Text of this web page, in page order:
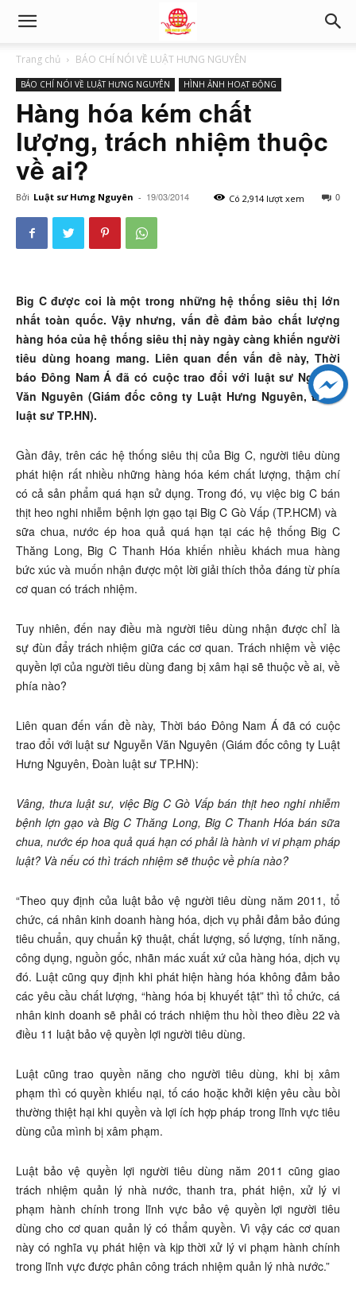
Trang chủ BÁO CHÍ NÓI VỀ LUẬT HƯNG NGUYÊN
BÁO CHÍ NÓI VỀ LUẬT HƯNG NGUYÊN HÌNH ẢNH HOẠT ĐỘNG
Hàng hóa kém chất
lượng, trách nhiệm thuộc
về ai?
Bởi Luật sư Hưng Nguyên - 19/03/2014 0
Có 2,914 lượt xem
Big C được coi là một trong những hệ thống siêu thị lớn
nhất toàn quốc. Vậy nhưng, vấn đề đảm bảo chất lượng
hàng hóa của hệ thống siêu thị này ngày càng khiến người
tiêu dùng hoang mang. Liên quan đến vấn đề này, Thời
báo Đông Nam Á đã có cuộc trao đổi với luật sư Nguyễn
Văn Nguyên (Giám đốc công ty Luật Hưng Nguyên, Đoàn
luật sư TP.HN).
Gần đây, trên các hệ thống siêu thị của Big C, người tiêu dùng
phát hiện rất nhiều những hàng hóa kém chất lượng, thậm chí
có cả sản phẩm quá hạn sử dụng. Trong đó, vụ việc big C bán
thịt heo nghi nhiễm bệnh lợn gạo tại Big C Gò Vấp (TP.HCM) và
sữa chua, nước ép hoa quả quá hạn tại các hệ thống Big C
Thăng Long, Big C Thanh Hóa khiến nhiều khách mua hàng
bức xúc và muốn nhận được một lời giải thích thỏa đáng từ phía
cơ quan có trách nhiệm.
Tuy nhiên, đến nay điều mà người tiêu dùng nhận được chỉ là
sự đùn đẩy trách nhiệm giữa các cơ quan. Trách nhiệm về việc
quyền lợi của người tiêu dùng đang bị xâm hại sẽ thuộc về ai, về
phía nào?
Liên quan đến vấn đề này, Thời báo Đông Nam Á đã có cuộc
trao đổi với luật sư Nguyễn Văn Nguyên (Giám đốc công ty Luật
Hưng Nguyên, Đoàn luật sư TP.HN):
Vâng, thưa luật sư, việc Big C Gò Vấp bán thịt heo nghi nhiễm
bệnh lợn gạo và Big C Thăng Long, Big C Thanh Hóa bán sữa
chua, nước ép hoa quả quá hạn có phải là hành vi vi phạm pháp
luật? Và nếu có thì trách nhiệm sẽ thuộc về phía nào?
“Theo quy định của luật bảo vệ người tiêu dùng năm 2011, tổ
chức, cá nhân kinh doanh hàng hóa, dịch vụ phải đảm bảo đúng
tiêu chuẩn, quy chuẩn kỹ thuật, chất lượng, số lượng, tính năng,
công dụng, nguồn gốc, nhãn mác xuất xứ của hàng hóa, dịch vụ
đó. Luật cũng quy định khi phát hiện hàng hóa không đảm bảo
các yêu cầu chất lượng, “hàng hóa bị khuyết tật” thì tổ chức, cá
nhân kinh doanh sẽ phải có trách nhiệm thu hồi theo điều 22 và
điều 11 luật bảo vệ quyền lợi người tiêu dùng.
Luật cũng trao quyền năng cho người tiêu dùng, khi bị xâm
phạm thì có quyền khiếu nại, tố cáo hoặc khởi kiện yêu cầu bồi
thường thiệt hại khi quyền và lợi ích hợp pháp trong lĩnh vực tiêu
dùng của mình bị xâm phạm.
Luật bảo vệ quyền lợi người tiêu dùng năm 2011 cũng giao
trách nhiệm quản lý nhà nước, thanh tra, phát hiện, xử lý vi
phạm hành chính trong lĩnh vực bảo vệ quyền lợi người tiêu
dùng cho cơ quan quản lý có thẩm quyền. Vì vậy các cơ quan
này có nghĩa vụ phát hiện và kịp thời xử lý vi phạm hành chính
trong lĩnh vực được phân công trách nhiệm quản lý nhà nước.”